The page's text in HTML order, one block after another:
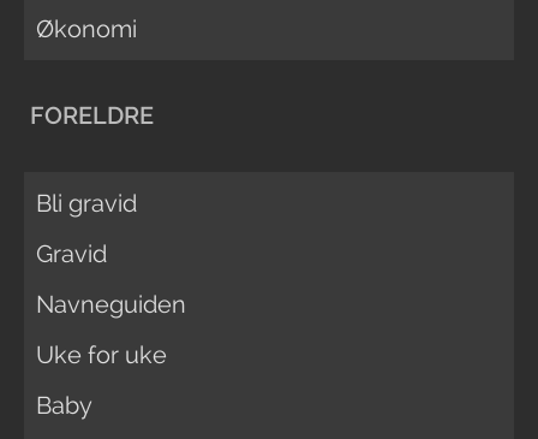
Økonomi
FORELDRE
Bli gravid
Gravid
Navneguiden
Uke for uke
Baby